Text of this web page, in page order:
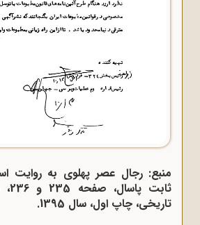
منبع: رجال عصر پهلوی به روایت
تاریخی، چاپ اول، سال 1395.